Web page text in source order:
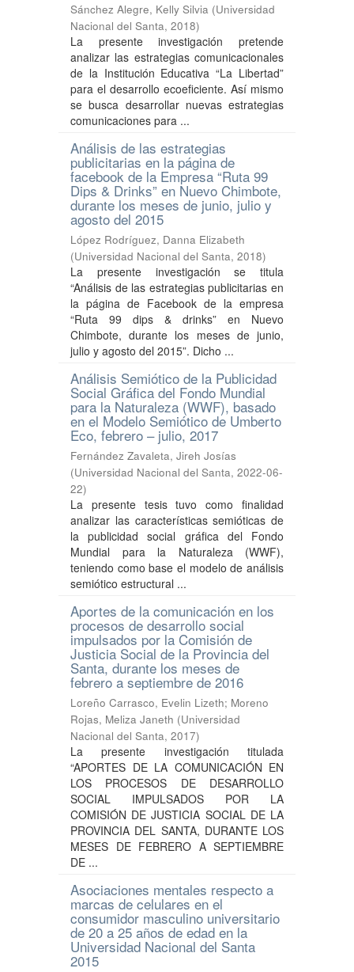
Sánchez Alegre, Kelly Silvia (Universidad
Nacional del Santa, 2018)
La presente investigación pretende
analizar las estrategias comunicacionales
de la Institución Educativa “La Libertad”
para el desarrollo ecoeficiente. Así mismo
se busca desarrollar nuevas estrategias
comunicaciones para ...
Análisis de las estrategias
publicitarias en la página de
facebook de la Empresa “Ruta 99
Dips & Drinks” en Nuevo Chimbote,
durante los meses de junio, julio y
agosto del 2015
López Rodríguez, Danna Elizabeth
(Universidad Nacional del Santa, 2018)
La presente investigación se titula
“Análisis de las estrategias publicitarias en
la página de Facebook de la empresa
“Ruta 99 dips & drinks” en Nuevo
Chimbote, durante los meses de junio,
julio y agosto del 2015”. Dicho ...
Análisis Semiótico de la Publicidad
Social Gráfica del Fondo Mundial
para la Naturaleza (WWF), basado
en el Modelo Semiótico de Umberto
Eco, febrero – julio, 2017
Fernández Zavaleta, Jireh Josías
(Universidad Nacional del Santa, 2022-06-
22)
La presente tesis tuvo como finalidad
analizar las características semióticas de
la publicidad social gráfica del Fondo
Mundial para la Naturaleza (WWF),
teniendo como base el modelo de análisis
semiótico estructural ...
Aportes de la comunicación en los
procesos de desarrollo social
impulsados por la Comisión de
Justicia Social de la Provincia del
Santa, durante los meses de
febrero a septiembre de 2016
Loreño Carrasco, Evelin Lizeth; Moreno
Rojas, Meliza Janeth (Universidad
Nacional del Santa, 2017)
La presente investigación titulada
“APORTES DE LA COMUNICACIÓN EN
LOS PROCESOS DE DESARROLLO
SOCIAL IMPULSADOS POR LA
COMISIÓN DE JUSTICIA SOCIAL DE LA
PROVINCIA DEL SANTA, DURANTE LOS
MESES DE FEBRERO A SEPTIEMBRE
DE ...
Asociaciones mentales respecto a
marcas de celulares en el
consumidor masculino universitario
de 20 a 25 años de edad en la
Universidad Nacional del Santa
2015